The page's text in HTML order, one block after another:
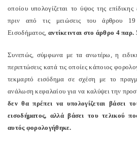
οποίου υπολογίζεται το ύψος της
πριν από τις μειώσεις του άρθρου
Εισοδήματος, αντίκεινται στο άρθρο 4
Συνεπώς, σύμφωνα με τα ανωτέρω, η
περιπτώσεις κατά τις οποίες κάποιος
τεκμαρτό εισόδημα σε σχέση με το
ανάλωση κεφαλαίου για να καλύψει την
δεν θα πρέπει να υπολογίζεται βάσει
εισοδήματος, αλλά βάσει του τελικού
αυτός φορολογήθηκε.